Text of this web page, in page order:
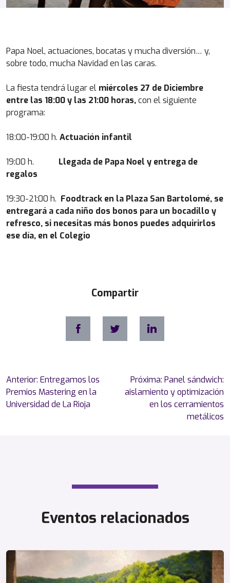
Papa Noel, actuaciones, bocatas y mucha diversión… y,
sobre todo, mucha Navidad en las caras.
La fiesta tendrá lugar el miércoles 27 de Diciembre
entre las 18:00 y las 21:00 horas,con el siguiente
programa:
18:00-19:00 h. Actuación infantil
19:00 h. Llegada de Papa Noel y entrega de
regalos
19:30-21:00 h. Foodtrack en la Plaza San Bartolomé, se
entregará a cada niño dos bonos para un bocadillo y
refresco, si necesitas más bonos puedes adquirirlos
ese día, en el Colegio
Compartir
Navegación
de
entradas
Anterior: Entregamos los
Premios Mastering en la
Universidad de La Rioja
Próxima: Panel sándwich:
aislamiento y optimización
en los cerramientos
metálicos
Eventos relacionados